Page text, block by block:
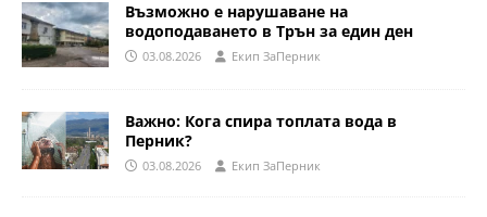
Възможно е нарушаване на
водоподаването в Трън за един ден
03.08.2026 Eкип ЗаПерник
Важно: Кога спира топлата вода в
Перник?
03.08.2026 Eкип ЗаПерник